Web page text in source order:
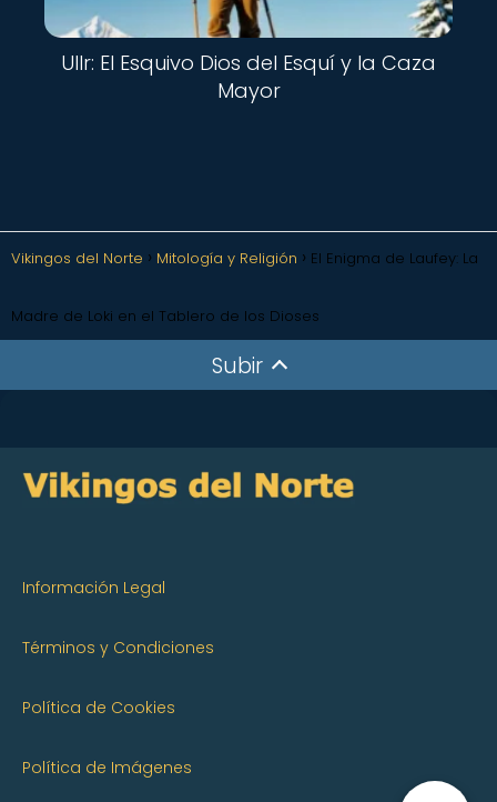
Ullr: El Esquivo Dios del Esquí y la Caza
Mayor
Vikingos del Norte Mitología y Religión El Enigma de Laufey: La
Madre de Loki en el Tablero de los Dioses
Subir
Información Legal
Términos y Condiciones
Política de Cookies
Política de Imágenes